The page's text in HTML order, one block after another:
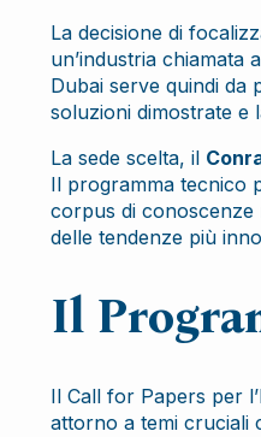
La decisione di
un’industria chiamata a
Dubai serve quindi da
soluzioni dimostrate e
La sede scelta, il
Il programma tecnico
corpus di conoscenze
delle tendenze più
Il
Il Call for Papers per
attorno a temi cruciali